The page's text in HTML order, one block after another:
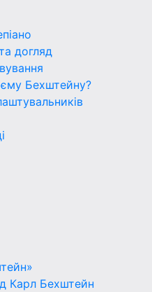
догляд
Бехштейну?
Карл Бехштейн